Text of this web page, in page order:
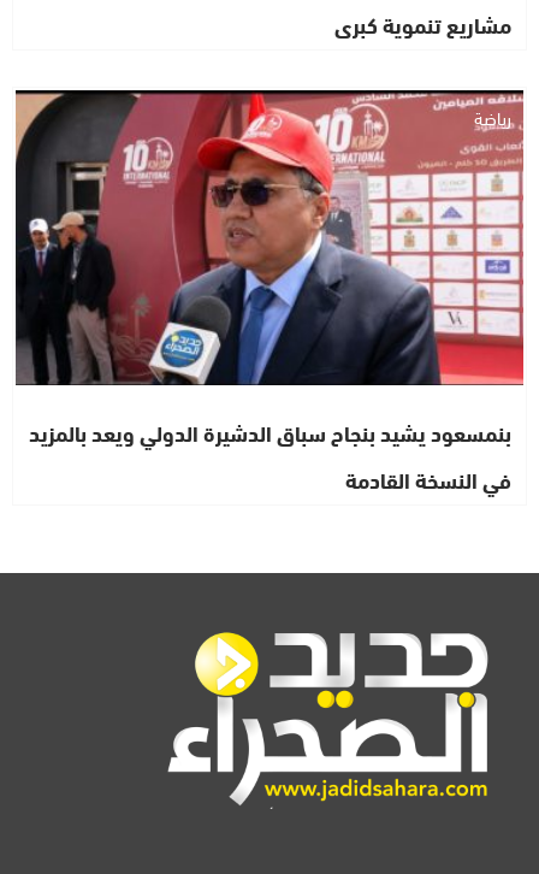
مشاريع تنموية كبرى
رياضة
بنمسعود يشيد بنجاح سباق الدشيرة الدولي ويعد بالمزيد
في النسخة القادمة